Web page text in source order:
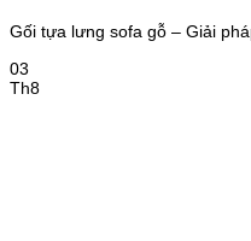
Gối tựa lưng sofa gỗ – Giải
03
Th8